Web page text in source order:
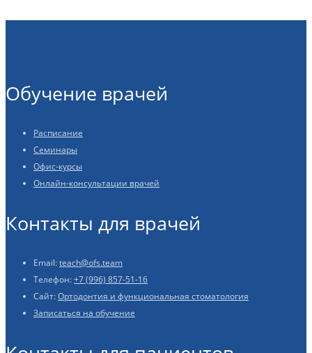
Обучение врачей
Расписание
Семинары
Офис-курсы
Онлайн-консультации врачей
Контакты для врачей
Email:teach@ofs.team
Телефон:+7 (996) 857-51-16
Сайт:Ортодонтия и функциональная стоматология
Записаться на обучение